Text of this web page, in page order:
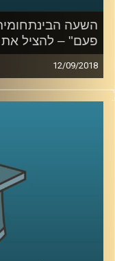
השעה
פעם" – להציל את
12/09/2018
רוב כוכב הלכת
האקלים, דרך
האדם את כדור
ומלחמה, שטחים
יאיר מתאר את
לאוקיינוסים,
וגם – מה עלינו